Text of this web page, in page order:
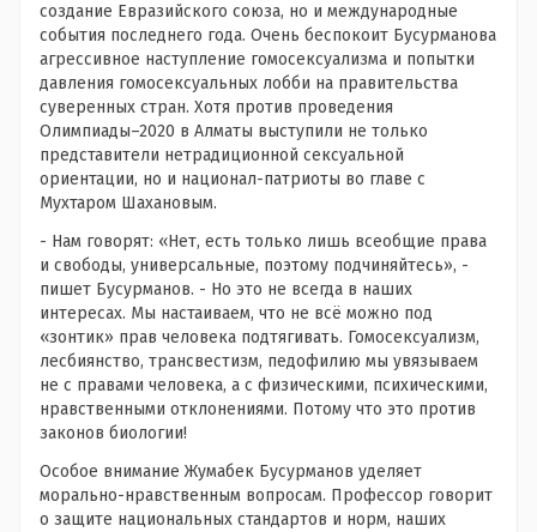
создание Евразийского союза, но и международные
события последнего года. Очень беспокоит Бусурманова
агрессивное наступление гомосексуализма и попытки
давления гомосексуальных лобби на правительства
суверенных стран. Хотя против проведения
Олимпиады–2020 в Алматы выступили не только
представители нетрадиционной сексуальной
ориентации, но и национал-патриоты во главе с
Мухтаром Шахановым.
- Нам говорят: «Нет, есть только лишь всеобщие права
и свободы, универсальные, поэтому подчиняйтесь», -
пишет Бусурманов. - Но это не всегда в наших
интересах. Мы настаиваем, что не всё можно под
«зонтик» прав человека подтягивать. Гомосексуализм,
лесбиянство, трансвестизм, педофилию мы увязываем
не с правами человека, а с физическими, психическими,
нравственными отклонениями. Потому что это против
законов биологии!
Особое внимание Жумабек Бусурманов уделяет
морально-нравственным вопросам. Профессор говорит
о защите национальных стандартов и норм, наших